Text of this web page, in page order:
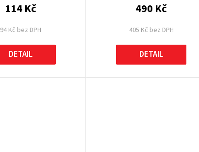
94 Kč bez DPH
114 Kč
DETAIL
405 Kč bez DPH
490 Kč
DETAIL